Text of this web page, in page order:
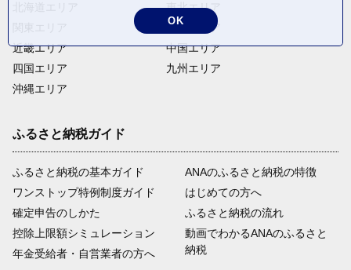
近畿エリア
四国エリア
沖縄エリア
東北エリア
中部エリア
中国エリア
九州エリア
ふるさと納税ガイド
ふるさと納税の基本ガイド
ワンストップ特例制度ガイド
確定申告のしかた
控除上限額シミュレーション
年金受給者・自営業者の方へ
ANAのふるさと納税の特徴
はじめての方へ
ふるさと納税の流れ
動画でわかるANAのふるさと
納税
OK